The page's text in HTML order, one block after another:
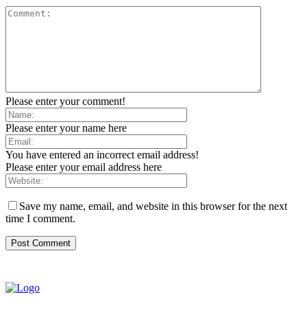
Please enter your comment!
Please enter your name here
You have entered an incorrect email address!
Please enter your email address here
Save my name, email, and website in this browser for the next
time I comment.